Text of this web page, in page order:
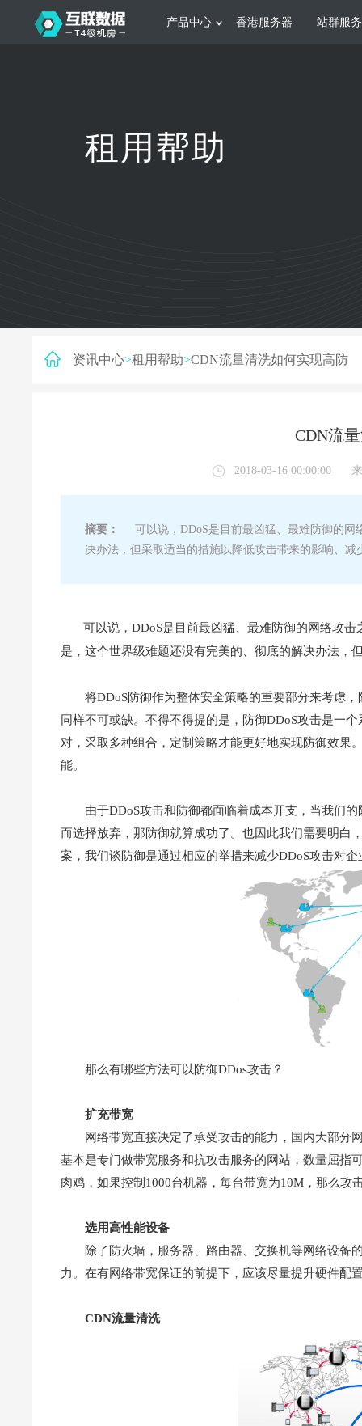
产品中心
日本服务器 新加坡服务器
香港服务器 站群服
根据不同规模的网站提供可定制化的架
构和 一站式协助租用帮助
资讯中心>租用帮助>CDN流量清洗如何实现高防
CDN流
2018-03-16 00:00:00
摘要：
可以说，DDoS是目前最凶猛、最难防御的网
决办法，但采取适当的措施以降低攻击带来的影响、
可以说，DDoS是目前最凶猛、最难防御的网络攻击
是，这个世界级难题还没有完美的、彻底的解决办法，
将DDoS防御作为整体安全策略的重要部分来考虑
同样不可或缺。不得不得提的是，防御DDoS攻击是一
对，采取多种组合，定制策略才能更好地实现防御效果
能。
由于DDoS攻击和防御都面临着成本开支，当我们
而选择放弃，那防御就算成功了。也因此我们需要明白
案，我们谈防御是通过相应的举措来减少DDoS攻击对
那么有哪些方法可以防御DDos攻击？
扩充带宽
网络带宽直接决定了承受攻击的能力，国内大部分
基本是专门做带宽服务和抗攻击服务的网站，数量屈指
肉鸡，如果控制1000台机器，每台带宽为10M，那么攻
选用高性能设备
除了防火墙，服务器、路由器、交换机等网络设备
力。在有网络带宽保证的前提下，应该尽量提升硬件配
CDN流量清洗